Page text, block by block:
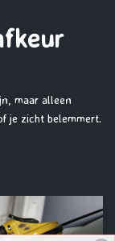
maar alleen
je zicht belemmert.